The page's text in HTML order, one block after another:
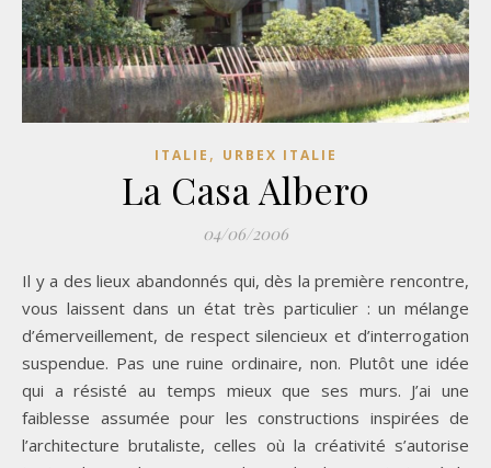
ITALIE , URBEX ITALIE
La Casa Albero
04/06/2006
Il y a des lieux abandonnés qui, dès la première rencontre,
vous laissent dans un état très particulier : un mélange
d’émerveillement, de respect silencieux et d’interrogation
suspendue. Pas une ruine ordinaire, non. Plutôt une idée
qui a résisté au temps mieux que ses murs. J’ai une
faiblesse assumée pour les constructions inspirées de
l’architecture brutaliste, celles où la créativité s’autorise